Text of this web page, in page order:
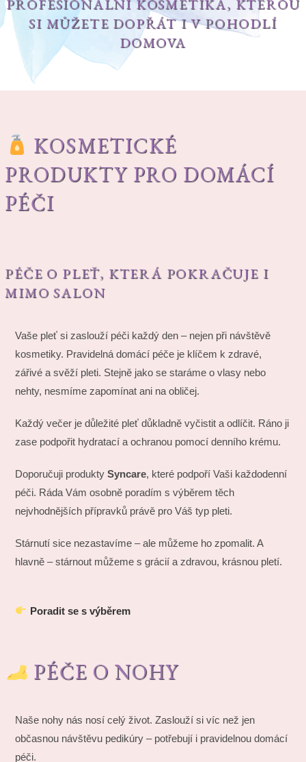
PROFESIONÁLNÍ KOSMETIKA, KTEROU
SI MŮŽETE DOPŘÁT I V POHODLÍ
DOMOVA
KOSMETICKÉ
PRODUKTY PRO DOMÁCÍ
PÉČI
PÉČE O PLEŤ, KTERÁ POKRAČUJE I
MIMO SALON
Vaše pleť si zaslouží péči každý den – nejen při návštěvě
kosmetiky. Pravidelná domácí péče je klíčem k zdravé,
zářivé a svěží pleti. Stejně jako se staráme o vlasy nebo
nehty, nesmíme zapomínat ani na obličej.
Každý večer je důležité pleť důkladně vyčistit a odlíčit. Ráno ji
zase podpořit hydratací a ochranou pomocí denního krému.
Doporučuji produktySyncare, které podpoří Vaši každodenní
péči. Ráda Vám osobně poradím s výběrem těch
nejvhodnějších přípravků právě pro Váš typ pleti.
Stárnutí sice nezastavíme – ale můžeme ho zpomalit. A
hlavně – stárnout můžeme s grácií a zdravou, krásnou pletí.
Poradit se s výběrem
PÉČE O NOHY
Naše nohy nás nosí celý život. Zaslouží si víc než jen
občasnou návštěvu pedikúry – potřebují i pravidelnou domácí
péči.